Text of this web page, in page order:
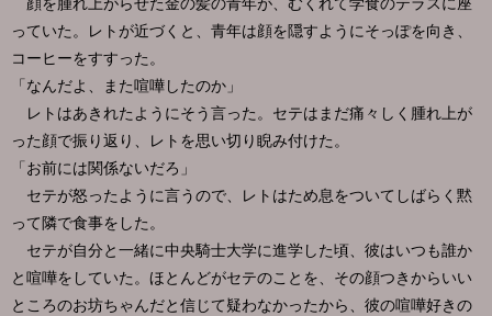
顔を腫れ上がらせた金の髪の青年が、むくれて学食のテラスに座
っていた。レトが近づくと、青年は顔を隠すようにそっぽを向き、
コーヒーをすすった。
「なんだよ、また喧嘩したのか」
レトはあきれたようにそう言った。セテはまだ痛々しく腫れ上が
った顔で振り返り、レトを思い切り睨み付けた。
「お前には関係ないだろ」
セテが怒ったように言うので、レトはため息をついてしばらく黙
って隣で食事をした。
セテが自分と一緒に中央騎士大学に進学した頃、彼はいつも誰か
と喧嘩をしていた。ほとんどがセテのことを、その顔つきからいい
ところのお坊ちゃんだと信じて疑わなかったから、彼の喧嘩好きの